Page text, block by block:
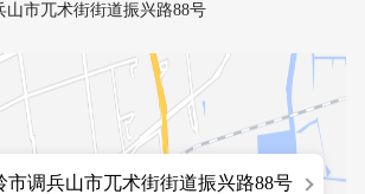
山市兀术街街道振兴路88号
市调兵山市兀术街街道振兴路88号